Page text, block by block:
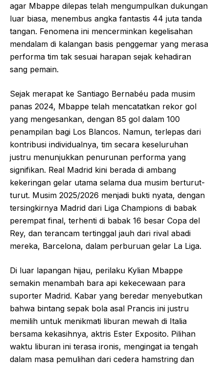
agar Mbappe dilepas telah mengumpulkan dukungan
luar biasa, menembus angka fantastis 44 juta tanda
tangan. Fenomena ini mencerminkan kegelisahan
mendalam di kalangan basis penggemar yang merasa
performa tim tak sesuai harapan sejak kehadiran
sang pemain.
Sejak merapat ke Santiago Bernabéu pada musim
panas 2024, Mbappe telah mencatatkan rekor gol
yang mengesankan, dengan 85 gol dalam 100
penampilan bagi Los Blancos. Namun, terlepas dari
kontribusi individualnya, tim secara keseluruhan
justru menunjukkan penurunan performa yang
signifikan. Real Madrid kini berada di ambang
kekeringan gelar utama selama dua musim berturut-
turut. Musim 2025/2026 menjadi bukti nyata, dengan
tersingkirnya Madrid dari Liga Champions di babak
perempat final, terhenti di babak 16 besar Copa del
Rey, dan terancam tertinggal jauh dari rival abadi
mereka, Barcelona, dalam perburuan gelar La Liga.
Di luar lapangan hijau, perilaku Kylian Mbappe
semakin menambah bara api kekecewaan para
suporter Madrid. Kabar yang beredar menyebutkan
bahwa bintang sepak bola asal Prancis ini justru
memilih untuk menikmati liburan mewah di Italia
bersama kekasihnya, aktris Ester Exposito. Pilihan
waktu liburan ini terasa ironis, mengingat ia tengah
dalam masa pemulihan dari cedera hamstring dan